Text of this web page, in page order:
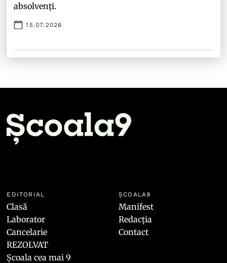
absolvenți.
15.07.2026
EDITORIAL
Clasă
Laborator
Cancelarie
REZOLVAT
Școala cea mai 9
ȘCOALA9
Manifest
Redacția
Contact